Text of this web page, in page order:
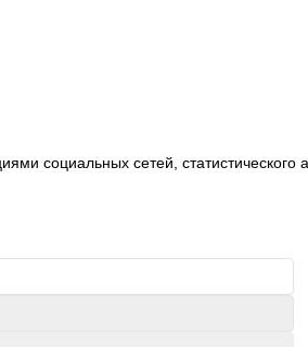
социальных сетей, статистического